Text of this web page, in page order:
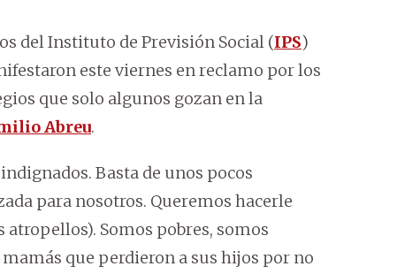
del Instituto de Previsión Social (IPS)
este viernes en reclamo por los
que solo algunos gozan en la
Abreu.
Basta de unos pocos
para nosotros. Queremos hacerle
Somos pobres, somos
que perdieron a sus hijos por no